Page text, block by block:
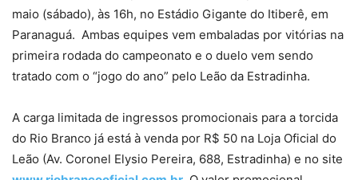
maio (sábado), às 16h, no Estádio Gigante do Itiberê, em
Paranaguá. Ambas equipes vem embaladas por vitórias na
primeira rodada do campeonato e o duelo vem sendo
tratado com o “jogo do ano” pelo Leão da Estradinha.
A carga limitada de ingressos promocionais para a torcida
do Rio Branco já está à venda por R$ 50 na Loja Oficial do
Leão (Av. Coronel Elysio Pereira, 688, Estradinha) e no site